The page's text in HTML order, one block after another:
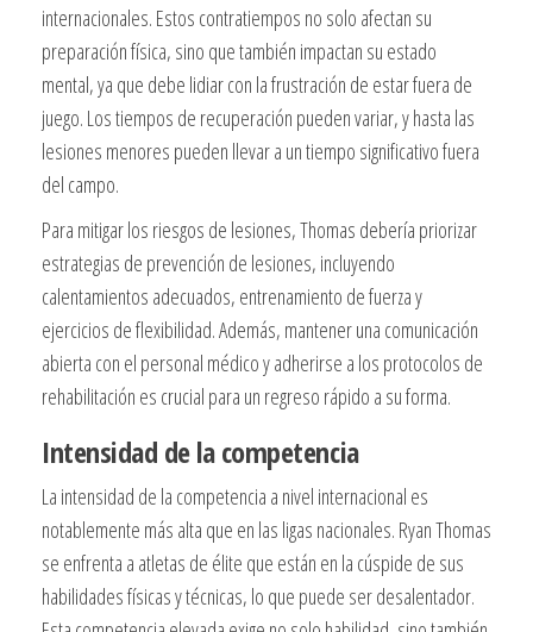
internacionales. Estos contratiempos no solo afectan su
preparación física, sino que también impactan su estado
mental, ya que debe lidiar con la frustración de estar fuera de
juego. Los tiempos de recuperación pueden variar, y hasta las
lesiones menores pueden llevar a un tiempo significativo fuera
del campo.
Para mitigar los riesgos de lesiones, Thomas debería priorizar
estrategias de prevención de lesiones, incluyendo
calentamientos adecuados, entrenamiento de fuerza y
ejercicios de flexibilidad. Además, mantener una comunicación
abierta con el personal médico y adherirse a los protocolos de
rehabilitación es crucial para un regreso rápido a su forma.
Intensidad de la competencia
La intensidad de la competencia a nivel internacional es
notablemente más alta que en las ligas nacionales. Ryan Thomas
se enfrenta a atletas de élite que están en la cúspide de sus
habilidades físicas y técnicas, lo que puede ser desalentador.